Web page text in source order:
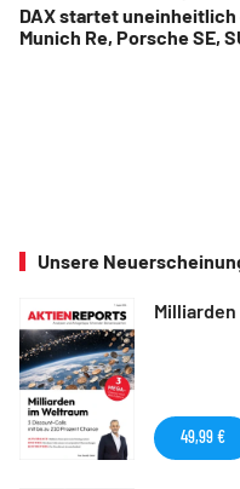
DAX startet uneinheitlich
Munich Re, Porsche SE,
Unsere
49,99 €